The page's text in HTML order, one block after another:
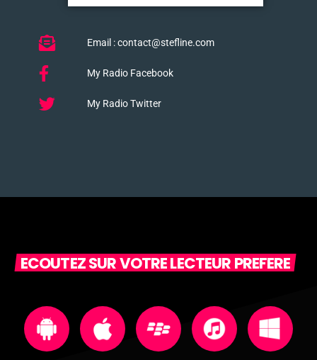
Email : contact@stefline.com
My Radio Facebook
My Radio Twitter
ECOUTEZ SUR VOTRE LECTEUR PREFERE